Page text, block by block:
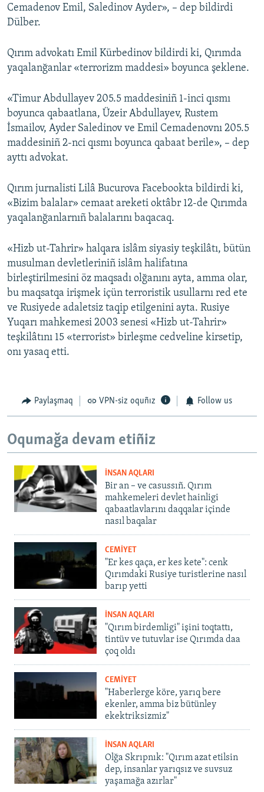
Cemadenov Emil, Saledinov Ayder», – dep bildirdi
Dülber.
Qırım advokatı Emil Kürbedinov bildirdi ki, Qırımda
yaqalanğanlar «terrorizm maddesi» boyunca şeklene.
«Timur Abdullayev 205.5 maddesiniñ 1-inci qısmı
boyunca qabaatlana, Üzeir Abdullayev, Rustem
İsmailov, Ayder Saledinov ve Emil Cemadenovnı 205.5
maddesiniñ 2-nci qısmı boyunca qabaat berile», – dep
ayttı advokat.
Qırım jurnalisti Lilâ Bucurova Facebookta bildirdi ki,
«Bizim balalar» cemaat areketi oktâbr 12-de Qırımda
yaqalanğanlarnıñ balalarını baqacaq.
«Hizb ut-Tahrir» halqara islâm siyasiy teşkilâtı, bütün
musulman devletleriniñ islâm halifatına
birleştirilmesini öz maqsadı olğanını ayta, amma olar,
bu maqsatqa irişmek içün terroristik usullarnı red ete
ve Rusiyede adaletsiz taqip etilgenini ayta. Rusiye
Yuqarı mahkemesi 2003 senesi «Hizb ut-Tahrir»
teşkilâtını 15 «terrorist» birleşme cedveline kirsetip,
onı yasaq etti.
Paylaşmaq VPN-siz oquñız Follow us
Oqumağa devam etiñiz
İNSAN AQLARI
Bir an – ve casussıñ. Qırım
mahkemeleri devlet hainligi
qabaatlavlarını daqqalar içinde
nasıl baqalar
CEMİYET
"Er kes qaça, er kes kete": cenk
Qırımdaki Rusiye turistlerine nasıl
barıp yetti
İNSAN AQLARI
"Qırım birdemligi" işini toqtattı,
tintüv ve tutuvlar ise Qırımda daa
çoq oldı
CEMİYET
"Haberlerge köre, yarıq bere
ekenler, amma biz bütünley
ekektriksizmiz"
İNSAN AQLARI
Olğa Skrıpnık: "Qırım azat etilsin
dep, insanlar yarıqsız ve suvsuz
yaşamağa azırlar"